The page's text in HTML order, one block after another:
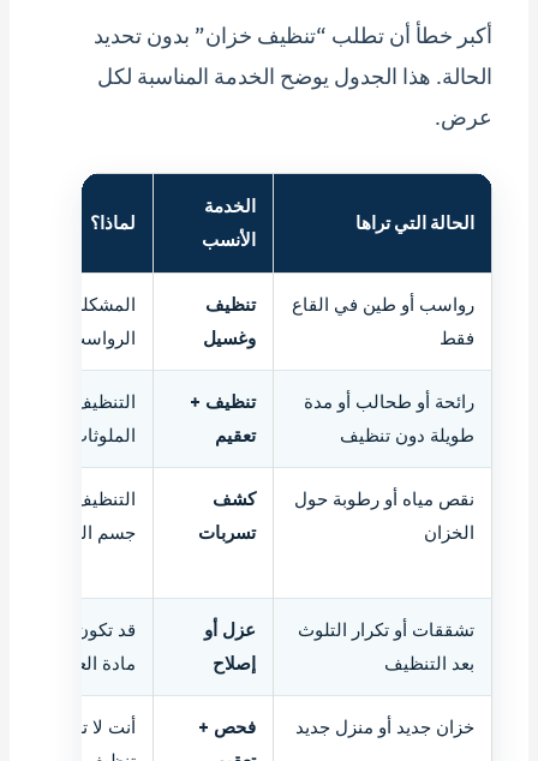
أكبر خطأ أن تطلب “تنظيف خزان” بدون تحديد
الحالة. هذا الجدول يوضح الخدمة المناسبة لكل
عرض.
الحالة التي تراها
الخدمة
الأنسب
لماذا؟
رواسب أو طين في القاع
فقط
تنظيف
وغسيل
المشكلة
الرواسب من
رائحة أو طحالب أو مدة
طويلة دون تنظيف
تنظيف +
تعقيم
التنظيف يزيل
الملوثات غير
نقص مياه أو رطوبة حول
الخزان
كشف
تسربات
التنظيف وحده
جسم الخزان أو
تشققات أو تكرار التلوث
بعد التنظيف
عزل أو
إصلاح
قد تكون
مادة العزل
خزان جديد أو منزل جديد
فحص +
أنت لا تعرف تاريخ